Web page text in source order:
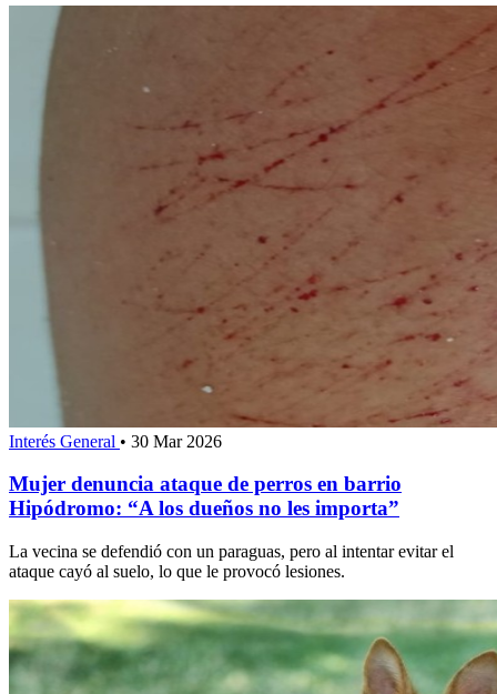
Interés General • 30 Mar 2026
Mujer denuncia ataque de perros en barrio
Hipódromo: “A los dueños no les importa”
La vecina se defendió con un paraguas, pero al intentar evitar el
ataque cayó al suelo, lo que le provocó lesiones.